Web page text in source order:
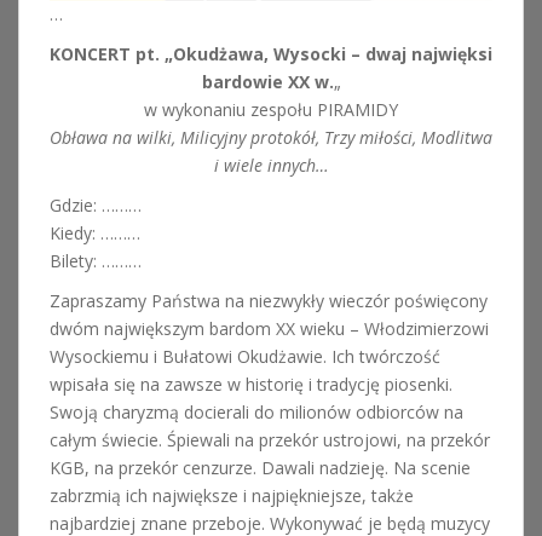
…
KONCERT pt. „Okudżawa, Wysocki – dwaj najwięksi
bardowie XX w.„
w wykonaniu zespołu PIRAMIDY
Obława na wilki, Milicyjny protokół, Trzy miłości, Modlitwa
i wiele innych…
Gdzie: ………
Kiedy: ………
Bilety: ………
Zapraszamy Państwa na niezwykły wieczór poświęcony
dwóm największym bardom XX wieku – Włodzimierzowi
Wysockiemu i Bułatowi Okudżawie. Ich twórczość
wpisała się na zawsze w historię i tradycję piosenki.
Swoją charyzmą docierali do milionów odbiorców na
całym świecie. Śpiewali na przekór ustrojowi, na przekór
KGB, na przekór cenzurze. Dawali nadzieję. Na scenie
zabrzmią ich największe i najpiękniejsze, także
najbardziej znane przeboje. Wykonywać je będą muzycy